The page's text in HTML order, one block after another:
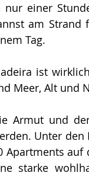
nur einer
am Strand
Tag.
ist
Meer, Alt und
Armut und
Unter den
Apartments auf
starke